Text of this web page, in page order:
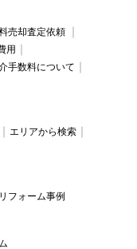
売却査定依頼
用
手数料について
エリアから検索
フォーム事例